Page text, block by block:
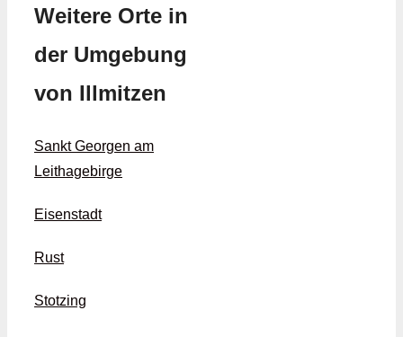
Weitere Orte in
der Umgebung
von Illmitzen
Sankt Georgen am
Leithagebirge
Eisenstadt
Rust
Stotzing